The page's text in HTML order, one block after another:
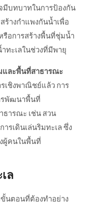
มีบทบาทในการป้องกัน
ร้างกำแพงกันน้ำเพื่อ
รือการสร้างพื้นที่ชุ่มน้ำ
ทะเลในช่วงที่มีพายุ
และพื้นที่สาธารณะ
เชิงพาณิชย์แล้ว การ
รพัฒนาพื้นที่
ธารณะ เช่น สวน
รเดินเล่นริมทะเล ซึ่ง
ผู้คนในพื้นที่
ล
นตอนที่ต้องทำอย่าง